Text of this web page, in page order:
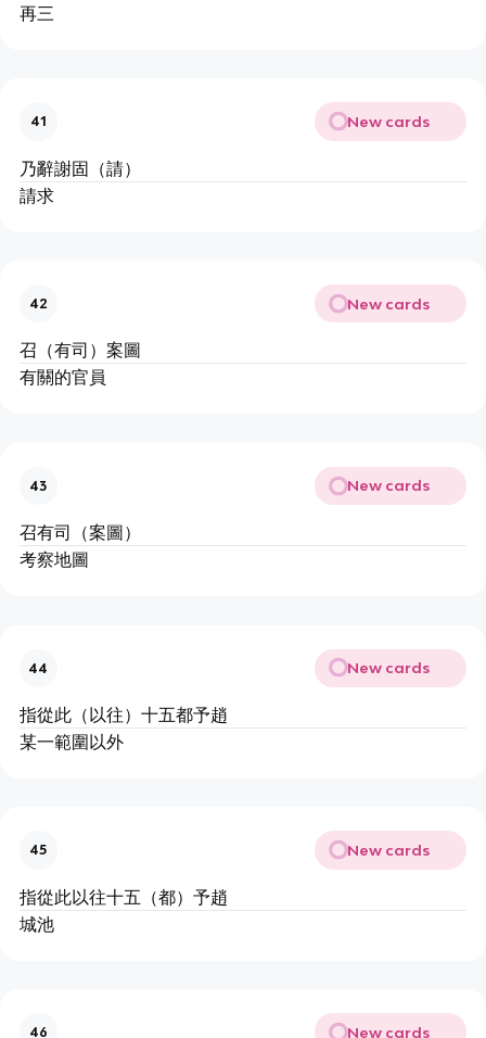
再三
41 New cards
乃辭謝固（請）
請求
42 New cards
召（有司）案圖
有關的官員
43 New cards
召有司（案圖）
考察地圖
44 New cards
指從此（以往）十五都予趙
某一範圍以外
45 New cards
指從此以往十五（都）予趙
城池
46 New cards